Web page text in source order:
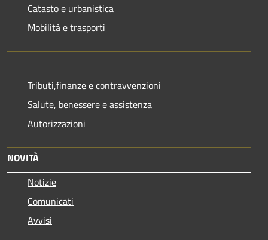
Catasto e urbanistica
Mobilità e trasporti
Tributi,finanze e contravvenzioni
Salute, benessere e assistenza
Autorizzazioni
NOVITÀ
Notizie
Comunicati
Avvisi